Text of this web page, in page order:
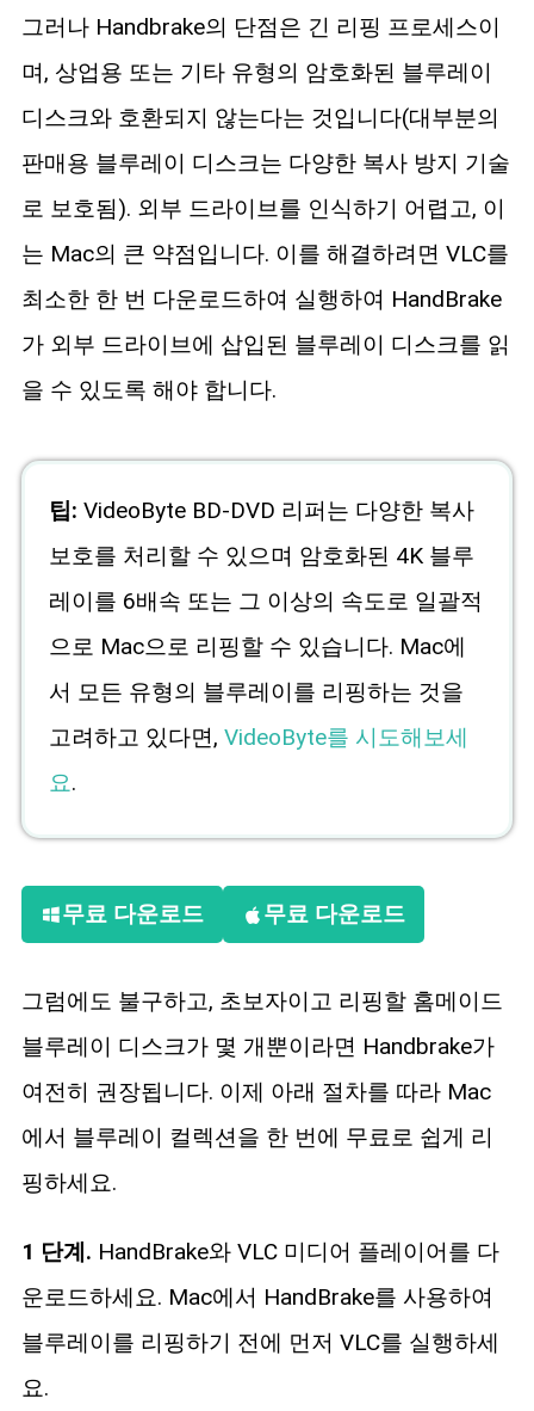
그러나 Handbrake의 단점은 긴 리핑 프로세스이
며, 상업용 또는 기타 유형의 암호화된 블루레이
디스크와 호환되지 않는다는 것입니다(대부분의
판매용 블루레이 디스크는 다양한 복사 방지 기술
로 보호됨). 외부 드라이브를 인식하기 어렵고, 이
는 Mac의 큰 약점입니다. 이를 해결하려면 VLC를
최소한 한 번 다운로드하여 실행하여 HandBrake
가 외부 드라이브에 삽입된 블루레이 디스크를 읽
을 수 있도록 해야 합니다.
팁: VideoByte BD-DVD 리퍼는 다양한 복사
보호를 처리할 수 있으며 암호화된 4K 블루
레이를 6배속 또는 그 이상의 속도로 일괄적
으로 Mac으로 리핑할 수 있습니다. Mac에
서 모든 유형의 블루레이를 리핑하는 것을
고려하고 있다면, VideoByte를 시도해보세
요.
무료 다운로드 무료 다운로드
그럼에도 불구하고, 초보자이고 리핑할 홈메이드
블루레이 디스크가 몇 개뿐이라면 Handbrake가
여전히 권장됩니다. 이제 아래 절차를 따라 Mac
에서 블루레이 컬렉션을 한 번에 무료로 쉽게 리
핑하세요.
1 단계. HandBrake와 VLC 미디어 플레이어를 다
운로드하세요. Mac에서 HandBrake를 사용하여
블루레이를 리핑하기 전에 먼저 VLC를 실행하세
요.